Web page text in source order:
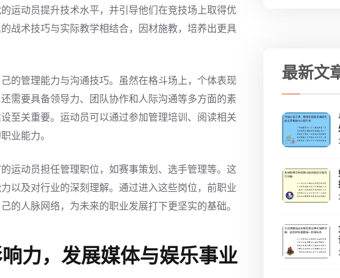
运动员提升技术水平，并引导他们在竞技场上取得优
战术技巧与实际教学相结合，因材施教，培养出更具
的管理能力与沟通技巧。虽然在格斗场上，个体表现
需要具备领导力、团队协作和人际沟通等多方面的素
至关重要。运动员可以通过参加管理培训、阅读相关
业能力。
运动员担任管理职位，如赛事策划、选手管理等。这
以及对行业的深刻理解。通过进入这些岗位，前职业
的人脉网络，为未来的职业发展打下更坚实的基础。
力，发展媒体与娱乐事业
最新文